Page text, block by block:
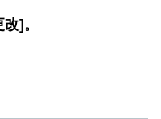
]。